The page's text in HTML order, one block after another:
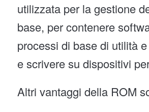
utilizzata per la gestione
base, per contenere
processi di base di utilità
e scrivere su dispositivi
Altri vantaggi della ROM